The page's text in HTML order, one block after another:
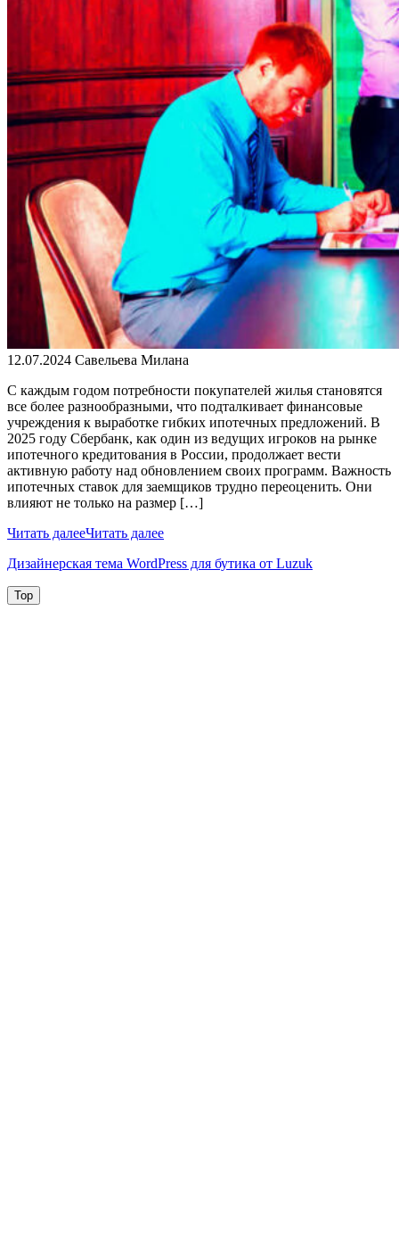
12.07.2024 Савельева Милана
С каждым годом потребности покупателей жилья становятся
все более разнообразными, что подталкивает финансовые
учреждения к выработке гибких ипотечных предложений. В
2025 году Сбербанк, как один из ведущих игроков на рынке
ипотечного кредитования в России, продолжает вести
активную работу над обновлением своих программ. Важность
ипотечных ставок для заемщиков трудно переоценить. Они
влияют не только на размер […]
Читать далееЧитать далее
Дизайнерская тема WordPress для бутика от Luzuk
Top